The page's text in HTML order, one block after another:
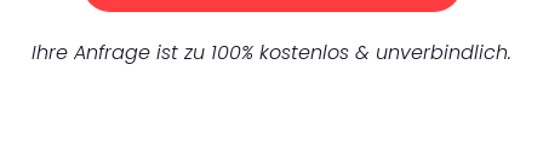
Ihre Anfrage ist zu 100% kostenlos & unverbindlich.